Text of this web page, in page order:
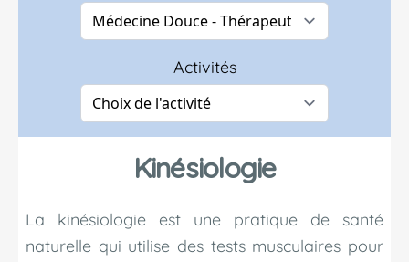
Activités
Kinésiologie
La kinésiologie est une pratique de santé
naturelle qui utilise des tests musculaires pour